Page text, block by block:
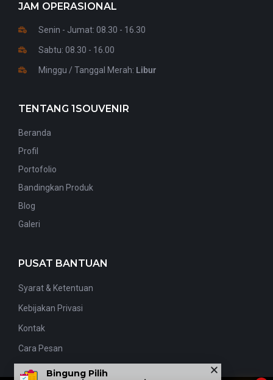
JAM OPERASIONAL
Senin - Jumat: 08.30 - 16.30
Sabtu: 08.30 - 16.00
Minggu / Tanggal Merah: Libur
TENTANG 1SOUVENIR
Beranda
Profil
Portofolio
Bandingkan Produk
Blog
Galeri
PUSAT BANTUAN
Syarat & Ketentuan
Kebijakan Privasi
Kontak
Cara Pesan
Bingung Pilih